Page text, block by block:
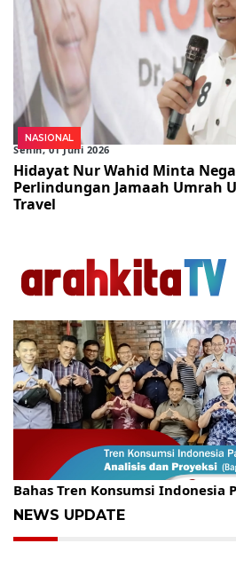
NASIONAL
Senin, 01 Juni 2026
Hidayat Nur Wahid Minta
Perlindungan Jamaah Umrah
Travel
Gelar Kopdar, KBC Jakarta
Bahas Tren Konsumsi Indonesia
NEWS UPDATE